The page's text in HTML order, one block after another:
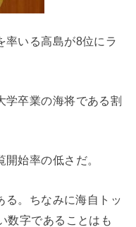
率いる高島が8位にラ
学卒業の海将である割
始率の低さだ。
る。ちなみに海自トッ
数字であることはも